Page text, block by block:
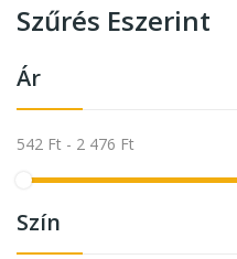
Szűrés Eszerint
Ár
542 Ft - 2 476 Ft
Szín